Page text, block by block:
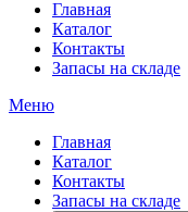
Главная
Каталог
Контакты
Запасы на складе
Меню
Главная
Каталог
Контакты
Запасы на складе